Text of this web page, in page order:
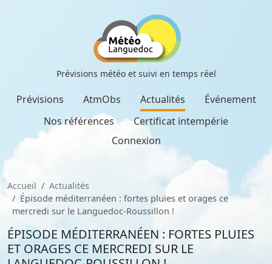
Prévisions météo et suivi en temps réel
Prévisions AtmObs Actualités
Événement
Nos références
Certificat intempérie
Connexion
Accueil
Actualités
Épisode méditerranéen : fortes pluies et orages ce
mercredi sur le Languedoc-Roussillon !
ÉPISODE MÉDITERRANÉEN : FORTES PLUIES
ET ORAGES CE MERCREDI SUR LE